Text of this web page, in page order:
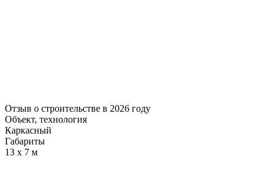
Отзыв о строительстве в 2026 году
Объект, технология
Каркасный
Габариты
13 х 7 м